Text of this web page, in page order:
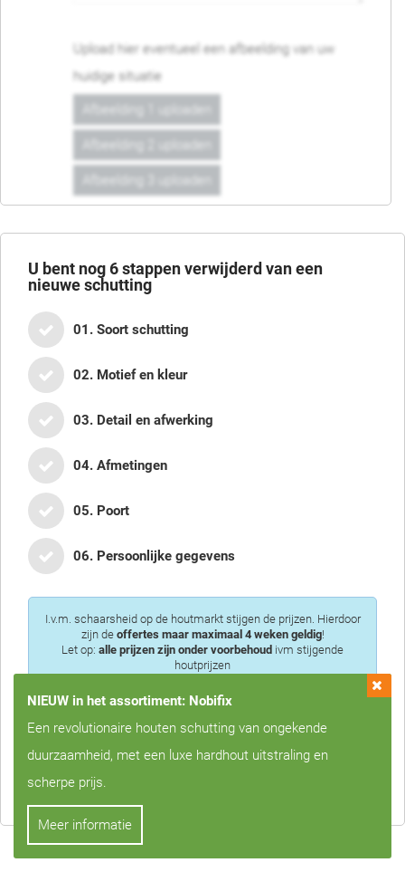
Upload hier eventueel een afbeelding van uw
huidige situatie
U bent nog6stappen verwijderd van een
nieuwe schutting
01. Soort schutting
02. Motief en kleur
03. Detail en afwerking
04. Afmetingen
05. Poort
06. Persoonlijke gegevens
I.v.m. schaarsheid op de houtmarkt stijgen de prijzen. Hierdoor
zijn de offertes maar maximaal 4 weken geldig!
Let op: alle prijzen zijn onder voorbehoud ivm stijgende
houtprijzen
Privacy is voor ons erg belangrijk, we zullen uw gegevens nooit met
derden delen!
NIEUW in het assortiment: Nobifix
Een revolutionaire houten schutting van ongekende
duurzaamheid, met een luxe hardhout uitstraling en
scherpe prijs.
Meer informatie